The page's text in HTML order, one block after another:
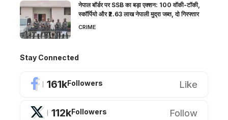
नेपाल बॉर्डर पर SSB का बड़ा एक्शन: 100 वॉकी-टॉकी,
स्कॉर्पियो और ₹2.63 लाख नेपाली मुद्रा जब्त, दो गिरफ्तार
CRIME
Stay Connected
161kFollowers Like
112kFollowers Follow